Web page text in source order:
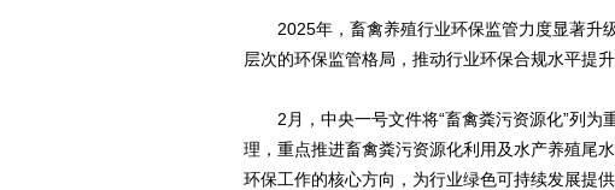
2025年，畜禽养殖行业环保监管力度显著升
层次的环保监管格局，推动行业环保合规水平提升
2月，中央一号文件将“畜禽粪污资源化”列为
理，重点推进畜禽粪污资源化利用及水产养殖尾
环保工作的核心方向，为行业绿色可持续发展提供